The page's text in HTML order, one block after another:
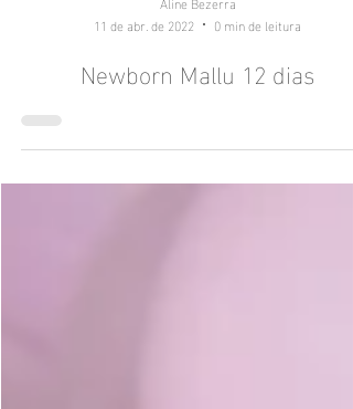
Aline Bezerra
11 de abr. de 2022
0 min de leitura